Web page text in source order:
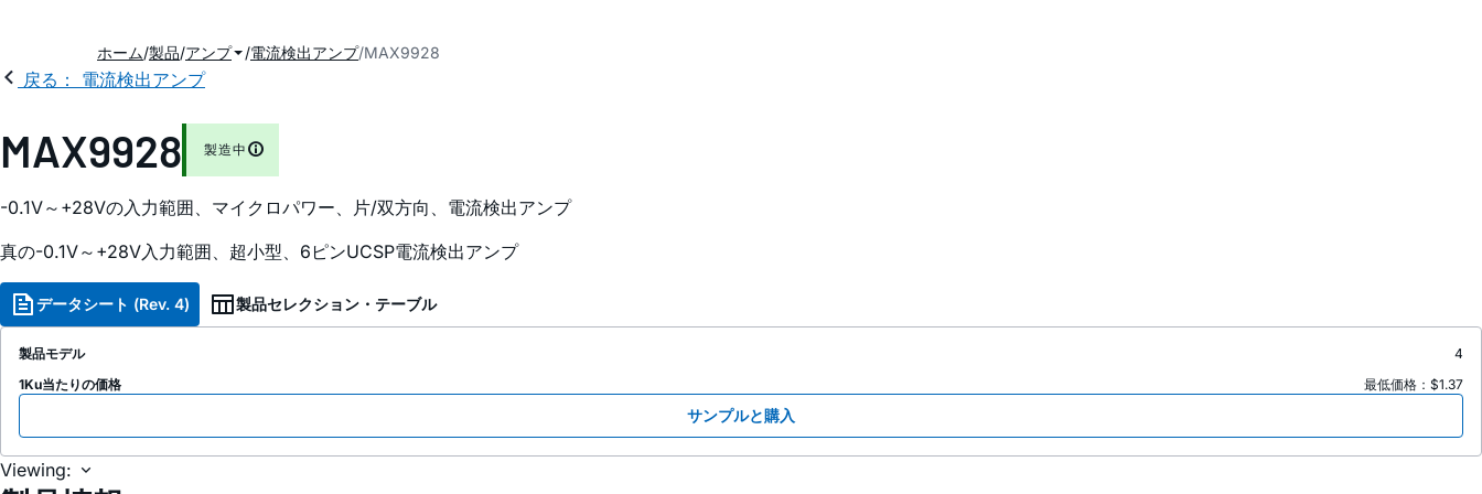
ホーム 製品 アンプ 電流検出アンプ MAX9928
戻る： 電流検出アンプ
MAX9928 製造中
-0.1V～+28Vの入力範囲、マイクロパワー、片/双方向、電流検出アンプ
真の-0.1V～+28V入力範囲、超小型、6ピンUCSP電流検出アンプ
データシート (Rev. 4) 製品セレクション・テーブル
製品モデル
4
1Ku当たりの価格
最低価格：$1.37
サンプルと購入
Viewing: